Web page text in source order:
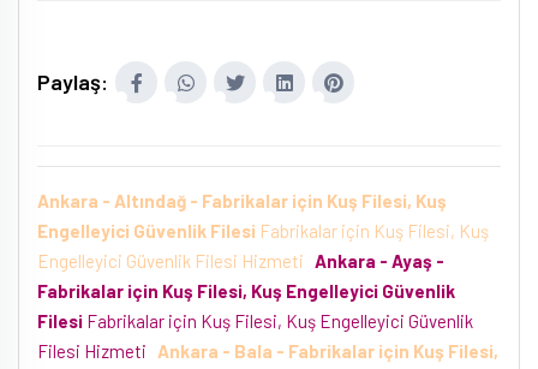
Paylaş:
Ankara - Altındağ - Fabrikalar için Kuş Filesi, Kuş
Engelleyici Güvenlik Filesi Fabrikalar için Kuş Filesi, Kuş
Engelleyici Güvenlik Filesi Hizmeti Ankara - Ayaş -
Fabrikalar için Kuş Filesi, Kuş Engelleyici Güvenlik
Filesi Fabrikalar için Kuş Filesi, Kuş Engelleyici Güvenlik
Filesi Hizmeti
Ankara - Bala - Fabrikalar için Kuş Filesi,